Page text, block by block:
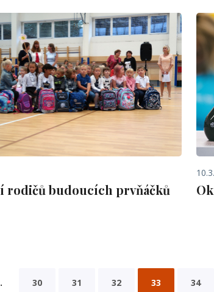
rodičů budoucích prvňáčků
30 31 32 33 34